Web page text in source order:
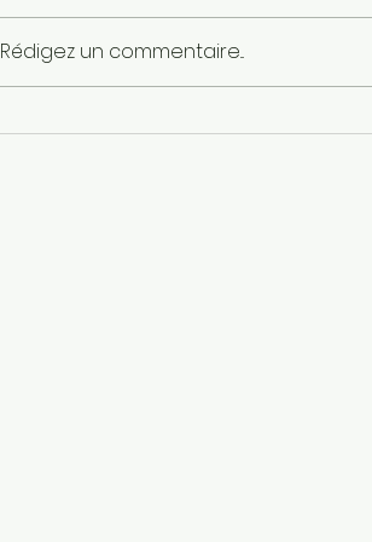
Rédigez un commentaire...